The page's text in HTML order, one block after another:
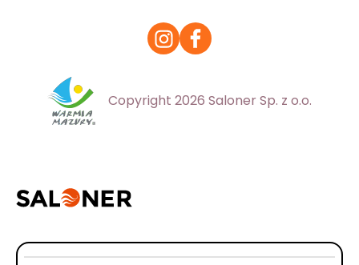
Copyright 2026 Saloner Sp. z o.o.